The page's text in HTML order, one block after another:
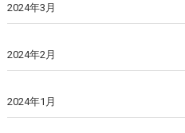
2024年3月
2024年2月
2024年1月